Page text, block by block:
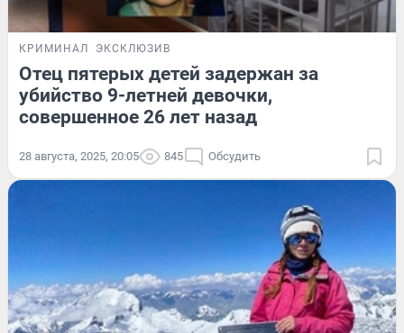
КРИМИНАЛ ЭКСКЛЮЗИВ
Отец пятерых детей задержан за
убийство 9-летней девочки,
совершенное 26 лет назад
28 августа, 2025, 20:05 845 Обсудить